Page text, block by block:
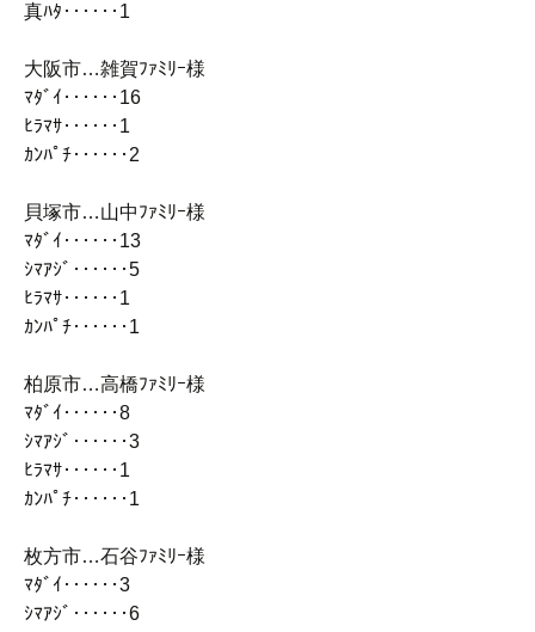
真ﾊﾀ‥‥‥1
大阪市…雑賀ﾌｧﾐﾘｰ様
ﾏﾀﾞｲ‥‥‥16
ﾋﾗﾏｻ‥‥‥1
ｶﾝﾊﾟﾁ‥‥‥2
貝塚市…山中ﾌｧﾐﾘｰ様
ﾏﾀﾞｲ‥‥‥13
ｼﾏｱｼﾞ‥‥‥5
ﾋﾗﾏｻ‥‥‥1
ｶﾝﾊﾟﾁ‥‥‥1
柏原市…高橋ﾌｧﾐﾘｰ様
ﾏﾀﾞｲ‥‥‥8
ｼﾏｱｼﾞ‥‥‥3
ﾋﾗﾏｻ‥‥‥1
ｶﾝﾊﾟﾁ‥‥‥1
枚方市…石谷ﾌｧﾐﾘｰ様
ﾏﾀﾞｲ‥‥‥3
ｼﾏｱｼﾞ‥‥‥6